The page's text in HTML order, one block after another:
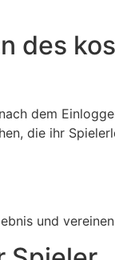
des
dem
die ihr
und